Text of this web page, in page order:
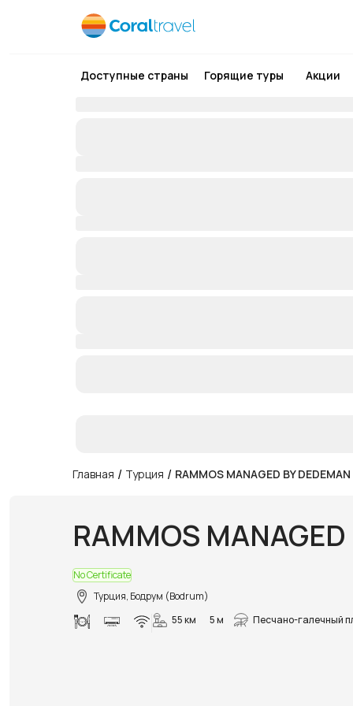
Доступные страны Горящие туры Акции
Главная / Турция / RAMMOS MANAGED BY DEDEMAN
RAMMOS
No Certificate
Турция, Бодрум (Bodrum)
55 км
5 м Песчано-галечный